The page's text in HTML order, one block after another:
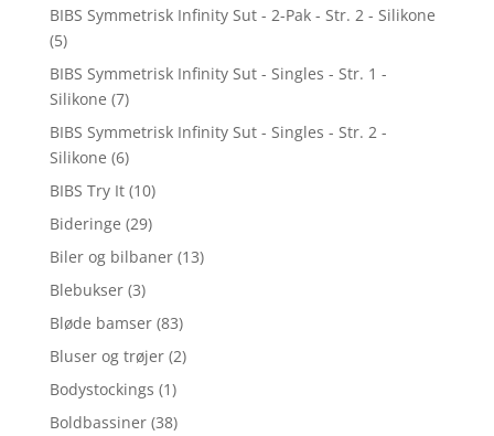
BIBS Symmetrisk Infinity Sut - 2-Pak - Str. 2 - Silikone
(5)
BIBS Symmetrisk Infinity Sut - Singles - Str. 1 -
Silikone (7)
BIBS Symmetrisk Infinity Sut - Singles - Str. 2 -
Silikone (6)
BIBS Try It (10)
Bideringe (29)
Biler og bilbaner (13)
Blebukser (3)
Bløde bamser (83)
Bluser og trøjer (2)
Bodystockings (1)
Boldbassiner (38)